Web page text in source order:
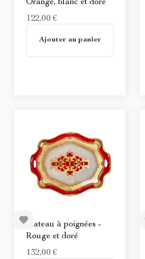
Orangé, blanc et doré
122,00 €
Ajouter au panier
Plateau à poignées -
Rouge et doré
132,00 €